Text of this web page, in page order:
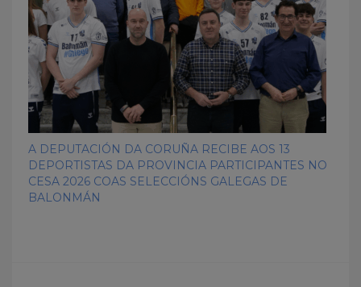
A DEPUTACIÓN DA CORUÑA RECIBE AOS 13
DEPORTISTAS DA PROVINCIA PARTICIPANTES NO
CESA 2026 COAS SELECCIÓNS GALEGAS DE
BALONMÁN